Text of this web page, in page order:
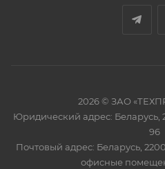
2026 © ЗАО
Юридический адрес: Беларусь,
96
Почтовый адрес: Беларусь,
офисные